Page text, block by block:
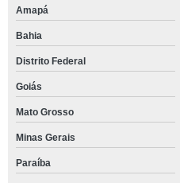
Amapá
Bahia
Distrito Federal
Goiás
Mato Grosso
Minas Gerais
Paraíba